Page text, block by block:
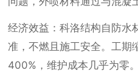
经济效益：科洛结构自防水
准，不燃且施工安全。工期
400%，维护成本几乎为零